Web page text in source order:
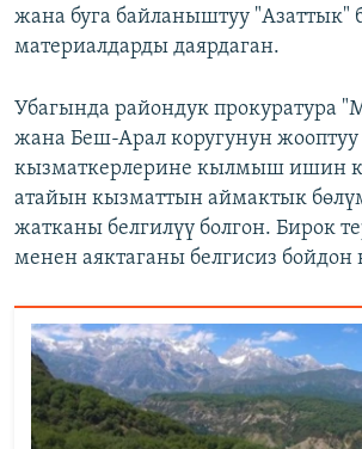
жана буга байланыштуу "Азаттык"
материалдарды даярдаган.
Убагында райондук прокуратура
жана Беш-Арал коругунун жооптуу
кызматкерлерине кылмыш ишин
атайын кызматтын аймактык
жатканы белгилүү болгон. Бирок
менен аяктаганы белгисиз бойдон